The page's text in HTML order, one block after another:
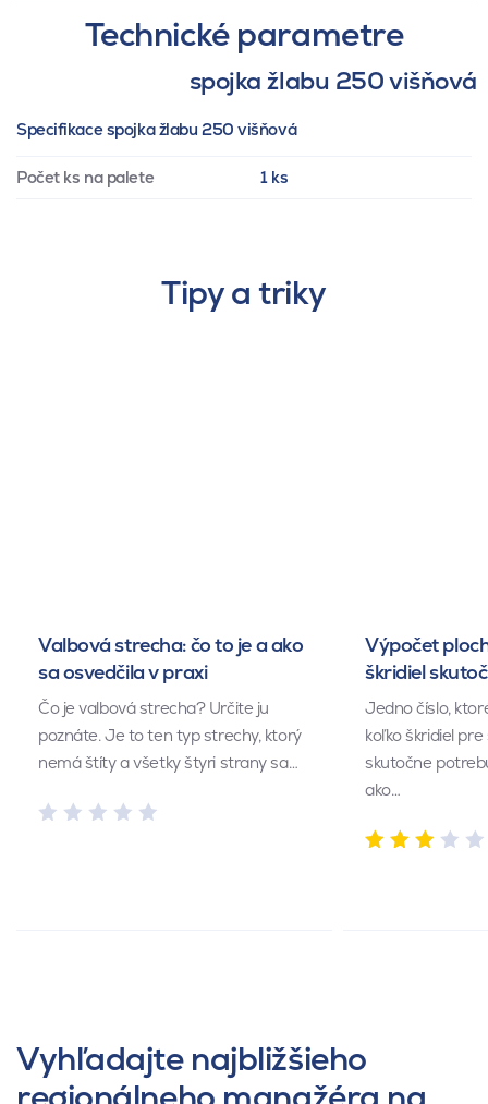
Technické parametre
spojka žlabu 250 višňová
Specifikace spojka žlabu 250 višňová
Počet ks na palete 1 ks
Tipy a triky
Valbová strecha: čo to je a ako
sa osvedčila v praxi
Čo je valbová strecha? Určite ju
poznáte. Je to ten typ strechy, ktorý
nemá štíty a všetky štyri strany sa…
Výpočet
škridiel
Jedno číslo,
koľko škridiel
skutočne
ako…
Vyhľadajte najbližšieho